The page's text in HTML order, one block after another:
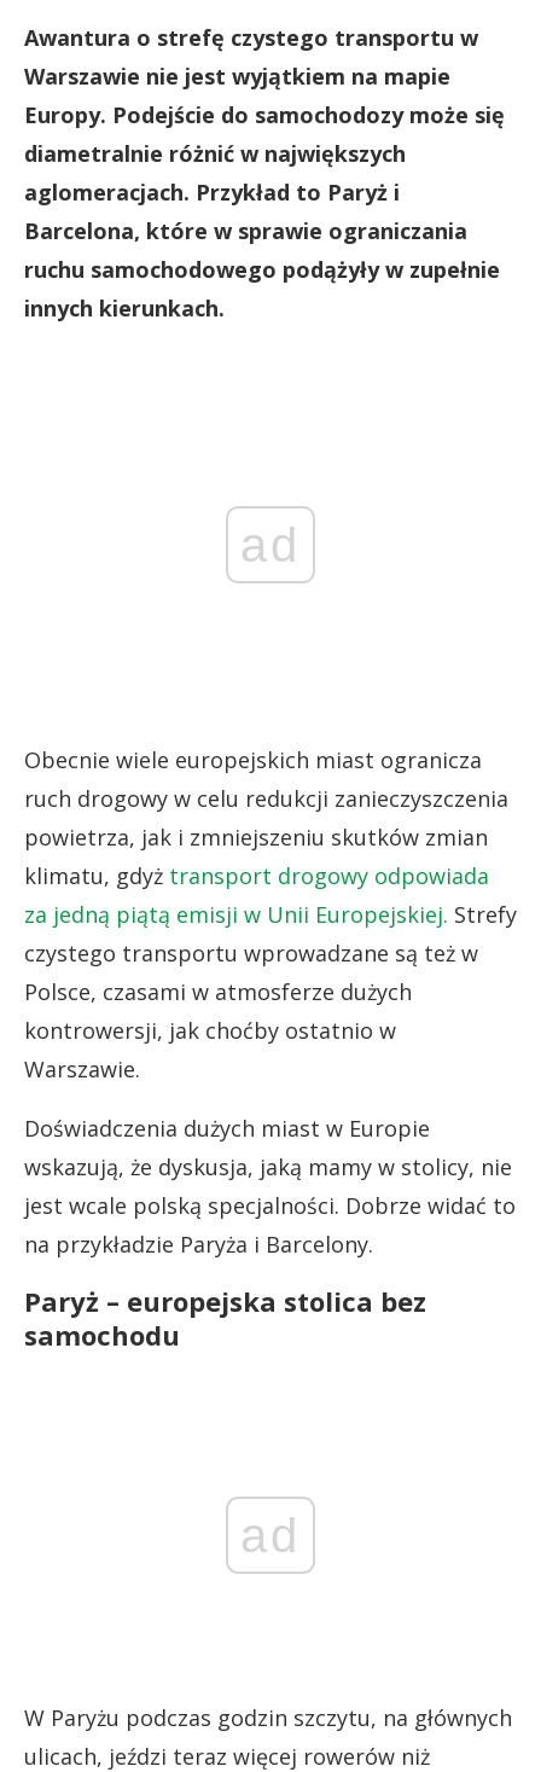
Awantura o strefę czystego transportu w
Warszawie nie jest wyjątkiem na mapie
Europy. Podejście do samochodozy może się
diametralnie różnić w największych
aglomeracjach. Przykład to Paryż i
Barcelona, które w sprawie ograniczania
ruchu samochodowego podążyły w zupełnie
innych kierunkach.
ad
Obecnie wiele europejskich miast ogranicza
ruch drogowy w celu redukcji zanieczyszczenia
powietrza, jak i zmniejszeniu skutków zmian
klimatu, gdyż transport drogowy odpowiada
za jedną piątą emisji w Unii Europejskiej. Strefy
czystego transportu wprowadzane są też w
Polsce, czasami w atmosferze dużych
kontrowersji, jak choćby ostatnio w
Warszawie.
Doświadczenia dużych miast w Europie
wskazują, że dyskusja, jaką mamy w stolicy, nie
jest wcale polską specjalności. Dobrze widać to
na przykładzie Paryża i Barcelony.
Paryż – europejska stolica bez
samochodu
ad
W Paryżu podczas godzin szczytu, na głównych
ulicach, jeździ teraz więcej rowerów niż